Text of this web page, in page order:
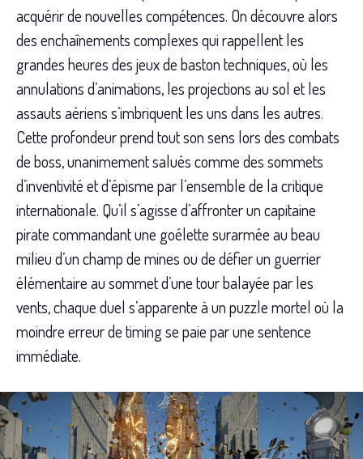
acquérir de nouvelles compétences. On découvre alors
des enchaînements complexes qui rappellent les
grandes heures des jeux de baston techniques, où les
annulations d’animations, les projections au sol et les
assauts aériens s’imbriquent les uns dans les autres.
Cette profondeur prend tout son sens lors des combats
de boss, unanimement salués comme des sommets
d’inventivité et d’épisme par l’ensemble de la critique
internationale. Qu’il s’agisse d’affronter un capitaine
pirate commandant une goélette surarmée au beau
milieu d’un champ de mines ou de défier un guerrier
élémentaire au sommet d’une tour balayée par les
vents, chaque duel s’apparente à un puzzle mortel où la
moindre erreur de timing se paie par une sentence
immédiate.